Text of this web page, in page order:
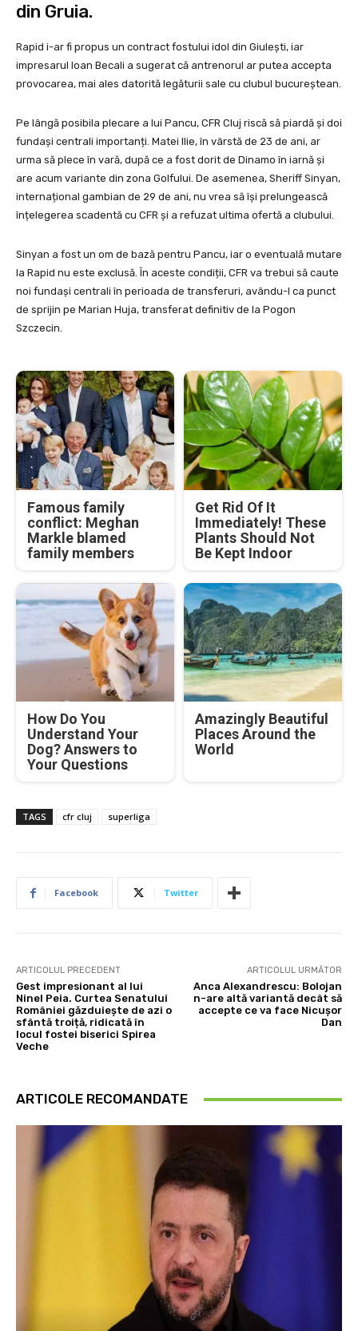
din Gruia.
Rapid i-ar fi propus un contract fostului idol din Giulești, iar
impresarul Ioan Becali a sugerat că antrenorul ar putea accepta
provocarea, mai ales datorită legăturii sale cu clubul bucureștean.
Pe lângă posibila plecare a lui Pancu, CFR Cluj riscă să piardă și doi
fundași centrali importanți. Matei Ilie, în vârstă de 23 de ani, ar
urma să plece în vară, după ce a fost dorit de Dinamo în iarnă și
are acum variante din zona Golfului. De asemenea, Sheriff Sinyan,
internațional gambian de 29 de ani, nu vrea să își prelungească
înțelegerea scadentă cu CFR și a refuzat ultima ofertă a clubului.
Sinyan a fost un om de bază pentru Pancu, iar o eventuală mutare
la Rapid nu este exclusă. În aceste condiții, CFR va trebui să caute
noi fundași centrali în perioada de transferuri, avându-l ca punct
de sprijin pe Marian Huja, transferat definitiv de la Pogon
Szczecin.
Famous family
conflict: Meghan
Markle blamed
family members
Get Rid Of It
Immediately! These
Plants Should Not
Be Kept Indoor
How Do You
Understand Your
Dog? Answers to
Your Questions
Amazingly Beautiful
Places Around the
World
TAGS cfr cluj superliga
Facebook Twitter
ARTICOLUL PRECEDENT
Gest impresionant al lui
Ninel Peia. Curtea Senatului
României găzduiește de azi o
sfântă troiță, ridicată în
locul fostei biserici Spirea
Veche
ARTICOLUL URMĂTOR
Anca Alexandrescu: Bolojan
n-are altă variantă decât să
accepte ce va face Nicușor
Dan
ARTICOLE RECOMANDATE